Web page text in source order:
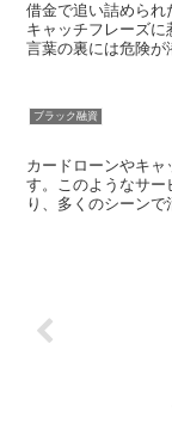
借金で追い詰められ
キャッチフレーズ
言葉の裏には危険が
の実態に迫ります
ブラック融資
カードローンやキ
す。このようなサー
り、多くのシーンで
対応していません